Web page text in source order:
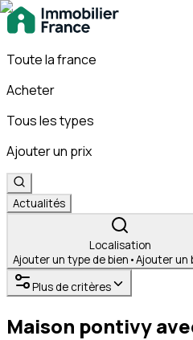
Toute la france
Acheter
Tous les types
Ajouter un prix
Actualités
Localisation
Ajouter un type de bien •Ajouter un
Plus de critères
Maison pontivy